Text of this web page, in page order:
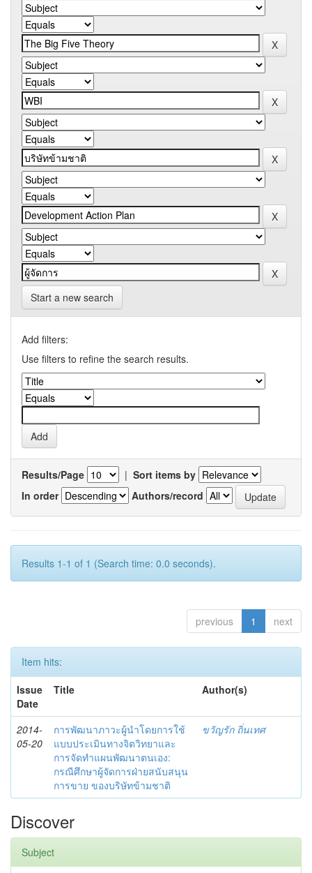
Start a new search
Add filters:
Use filters to refine the search results.
Results/Page | Sort items by
In order
Authors/record
Results 1-1 of 1 (Search time: 0.0 seconds).
previous 1 next
Item hits:
Issue
Date
Title Author(s)
2014-
05-20
การพัฒนาภาวะผู้นำโดยการใช้
แบบประเมินทางจิตวิทยาและ
การจัดทำแผนพัฒนาตนเอง:
กรณีศึกษาผู้จัดการฝ่ายสนับสนุน
การขาย ของบริษัทข้ามชาติ
ขวัญรัก ถิ่นเทศ
Discover
Subject